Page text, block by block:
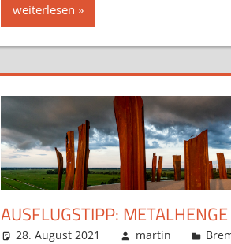
weiterlesen
AUSFLUGSTIPP: METALHENGE
28. August 2021 martin